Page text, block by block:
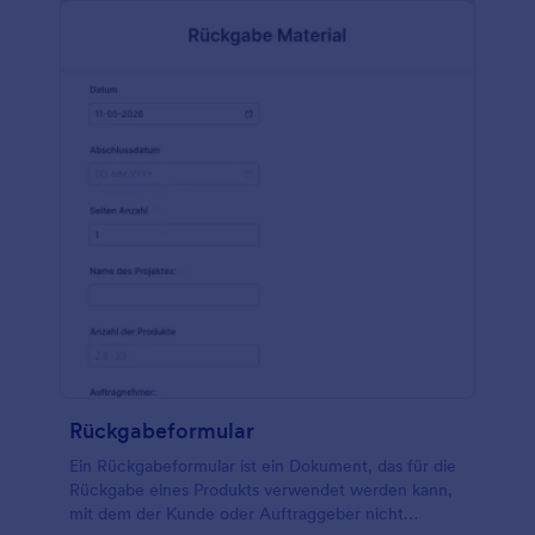
und der Betrag angezeigt. Mithilfe der
die Spalte Preis mit der Spalte Menge multipliziert,
um den Produktbetrag zu erhalten. Diese
Formularberechnungs-Widget, um den
Zwischensummen aus den verschiedenen
Eindeutige ID generiert diese Formularvorlage eine
Rückgabeformular
Ein Rückgabeformular ist ein Dokument, das für die
Rückgabe eines Produkts verwendet werden kann,
mit dem der Kunde oder Auftraggeber nicht